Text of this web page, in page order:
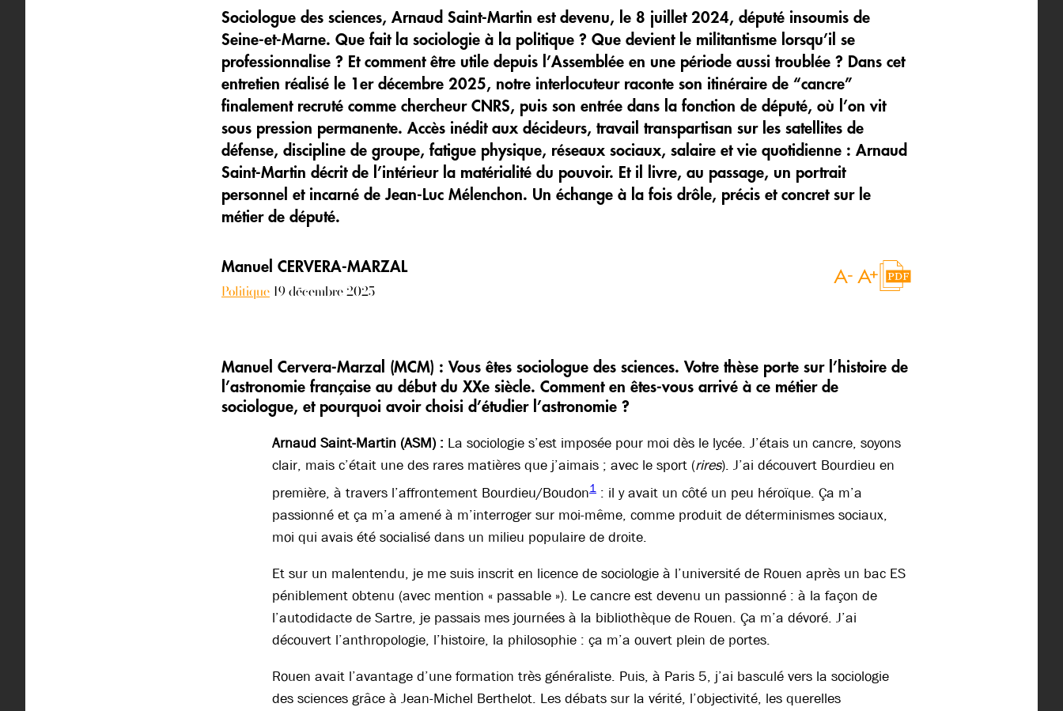
Sociologue des sciences, Arnaud Saint-Martin est devenu, le 8 juillet 2024, député insoumis de
Seine-et-Marne. Que fait la sociologie à la politique ? Que devient le militantisme lorsqu’il se
professionnalise ? Et comment être utile depuis l’Assemblée en une période aussi troublée ? Dans cet
entretien réalisé le 1er décembre 2025, notre interlocuteur raconte son itinéraire de “cancre”
finalement recruté comme chercheur CNRS, puis son entrée dans la fonction de député, où l’on vit
sous pression permanente. Accès inédit aux décideurs, travail transpartisan sur les satellites de
défense, discipline de groupe, fatigue physique, réseaux sociaux, salaire et vie quotidienne : Arnaud
Saint-Martin décrit de l’intérieur la matérialité du pouvoir. Et il livre, au passage, un portrait
personnel et incarné de Jean-Luc Mélenchon. Un échange à la fois drôle, précis et concret sur le
métier de député.
Manuel CERVERA-MARZAL
Politique 19 décembre 2025
Manuel Cervera-Marzal (MCM) : Vous êtes sociologue des sciences. Votre thèse porte sur l’histoire de
l’astronomie française au début du XXe siècle. Comment en êtes-vous arrivé à ce métier de
sociologue, et pourquoi avoir choisi d’étudier l’astronomie ?
Arnaud Saint-Martin (ASM) : La sociologie s’est imposée pour moi dès le lycée. J’étais un cancre, soyons
clair, mais c’était une des rares matières que j’aimais ; avec le sport (rires). J’ai découvert Bourdieu en
première, à travers l’affrontement Bourdieu/Boudon1 : il y avait un côté un peu héroïque. Ça m’a
passionné et ça m’a amené à m’interroger sur moi-même, comme produit de déterminismes sociaux,
moi qui avais été socialisé dans un milieu populaire de droite.
Et sur un malentendu, je me suis inscrit en licence de sociologie à l’université de Rouen après un bac ES
péniblement obtenu (avec mention « passable »). Le cancre est devenu un passionné : à la façon de
l’autodidacte de Sartre, je passais mes journées à la bibliothèque de Rouen. Ça m’a dévoré. J’ai
découvert l’anthropologie, l’histoire, la philosophie : ça m’a ouvert plein de portes.
Rouen avait l’avantage d’une formation très généraliste. Puis, à Paris 5, j’ai basculé vers la sociologie
des sciences grâce à Jean-Michel Berthelot. Les débats sur la vérité, l’objectivité, les querelles